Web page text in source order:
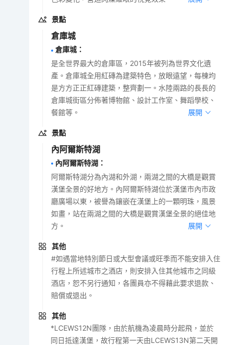
景點
倉庫城
倉庫城：
是全世界最大的倉庫區，2015年被列為世界文化遺
產。倉庫城全用紅磚為建築特色，放眼遠望，每棟均
是方方正正紅磚建築，整齊劃一。水陸兩路的長長的
倉庫城街區分佈著博物館、設計工作室、舞蹈學校、
餐館等。
展開
景點
內阿爾斯特湖
內阿爾斯特湖 ：
阿爾斯特湖分為內湖和外湖，兩湖之間的大橋是觀賞
漢堡全景的好地方。內阿爾斯特湖位於漢堡市內市政
廳廣場以東，被譽為鑲嵌在漢堡上的一顆明珠，風景
如畫，站在兩湖之間的大橋是觀賞漢堡全景的絕佳地
方。
展開
其他
#如遇當地特別節日或大型會議或旺季而不能安排入住
行程上所述城市之酒店，則安排入住其他城市之同級
酒店，恕不另行通知，各團員亦不得藉此要求退款、
賠償或退出。
其他
*LCEWS12N團隊，由於航機為凌晨時分起飛，並於
同日抵達漢堡，故行程第一天由LCEWS13N第二天開